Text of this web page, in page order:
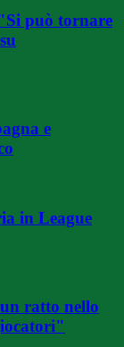
può tornare
e
in League
ratto nello